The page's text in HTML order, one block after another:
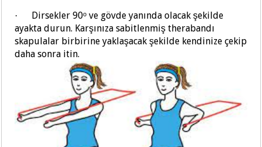
·
Dirsekler 90ᵒ ve gövde yanında olacak şekilde
ayakta durun. Karşınıza sabitlenmiş therabandı
skapulalar birbirine yaklaşacak şekilde kendinize çekip
daha sonra itin.